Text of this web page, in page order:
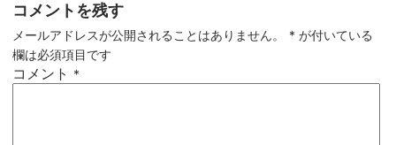
コメントを残す
メールアドレスが公開されることはありません。 * が付いている
欄は必須項目です
コメント *